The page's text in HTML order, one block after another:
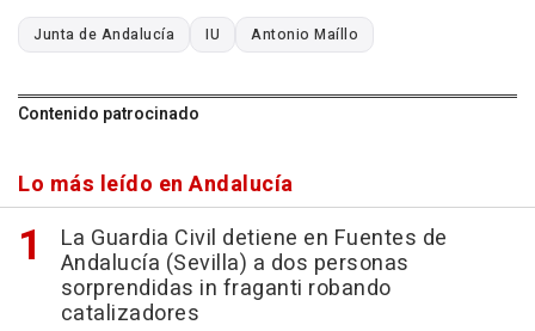
Junta de Andalucía IU Antonio Maíllo
Contenido patrocinado
Lo más leído en Andalucía
La Guardia Civil detiene en Fuentes de
Andalucía (Sevilla) a dos personas
sorprendidas in fraganti robando
catalizadores